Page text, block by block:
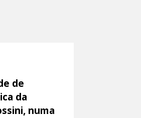
de
da
numa